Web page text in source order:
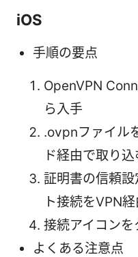
iOS
手順の要点
OpenVPN
ら入手
.ovpnファイル
ド経由で取り込
証明書の信頼
ト接続をVPN
接続アイコン
よくある注意点